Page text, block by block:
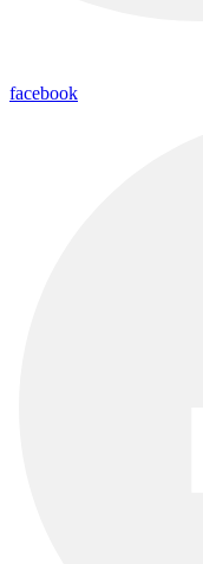
facebook